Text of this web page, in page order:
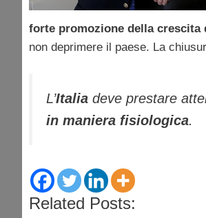
forte promozione della
non deprimere il paese. La
L’Italia deve prestare
in maniera fisiologica.
Related Posts: